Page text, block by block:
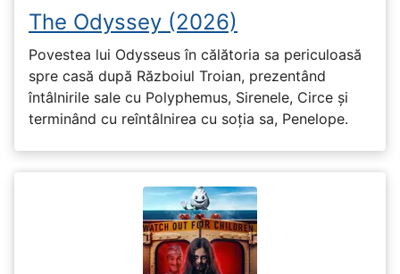
The Odyssey (2026)
Povestea lui Odysseus în călătoria sa periculoasă
spre casă după Războiul Troian, prezentând
întâlnirile sale cu Polyphemus, Sirenele, Circe și
terminând cu reîntâlnirea cu soția sa, Penelope.